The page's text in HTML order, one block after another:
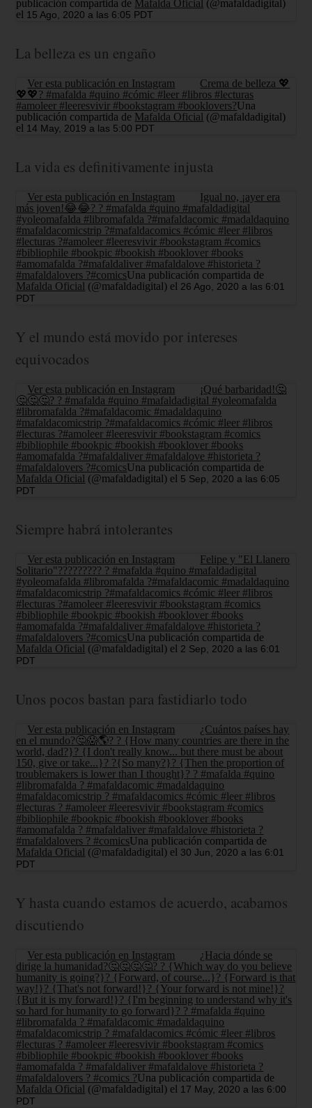
publicación compartida de Mafalda Oficial (@mafaldadigital)
el 15 Ago, 2020 a las 6:05 PDT
La belleza es un engaño
Ver esta publicación en Instagram
Crema de belleza 💖
💖💖? #mafalda #quino #cómic #leer #libros #lecturas
#amoleer #leeresvivir #bookstagram #booklovers?Una
publicación compartida de Mafalda Oficial (@mafaldadigital)
el 14 May, 2019 a las 5:00 PDT
La vida es definitivamente injusta
Ver esta publicación en Instagram
Igual no, ¡ayer era
más joven!😂😂? ? #mafalda #quino #mafaldadigital
#yoleomafalda #libromafalda ?#mafaldacomic #madaldaquino
#mafaldacomicstrip ?#mafaldacomics #cómic #leer #libros
#lecturas ?#amoleer #leeresvivir #bookstagram #comics
#bibliophile #bookpic #bookish #booklover #books
#amomafalda ?#mafaldaliver #mafaldalove #historieta ?
#mafaldalovers ?#comicsUna publicación compartida de
Mafalda Oficial (@mafaldadigital) el 26 Ago, 2020 a las 6:01
PDT
Y el mundo está movido por intereses
equivocados
Ver esta publicación en Instagram
¡Qué barbaridad!🤔
🤔🤔🤔? ? #mafalda #quino #mafaldadigital #yoleomafalda
#libromafalda ?#mafaldacomic #madaldaquino
#mafaldacomicstrip ?#mafaldacomics #cómic #leer #libros
#lecturas ?#amoleer #leeresvivir #bookstagram #comics
#bibliophile #bookpic #bookish #booklover #books
#amomafalda ?#mafaldaliver #mafaldalove #historieta ?
#mafaldalovers ?#comicsUna publicación compartida de
Mafalda Oficial (@mafaldadigital) el 5 Sep, 2020 a las 6:05
PDT
Siempre habrá intolerantes
Ver esta publicación en Instagram
Felipe y "El Llanero
Solitario"????????? ? #mafalda #quino #mafaldadigital
#yoleomafalda #libromafalda ?#mafaldacomic #madaldaquino
#mafaldacomicstrip ?#mafaldacomics #cómic #leer #libros
#lecturas ?#amoleer #leeresvivir #bookstagram #comics
#bibliophile #bookpic #bookish #booklover #books
#amomafalda ?#mafaldaliver #mafaldalove #historieta ?
#mafaldalovers ?#comicsUna publicación compartida de
Mafalda Oficial (@mafaldadigital) el 2 Sep, 2020 a las 6:01
PDT
Unos pocos bastan para fastidiarlo todo
Ver esta publicación en Instagram
¿Cuántos países hay
en el mundo?🤔😱🌎? ? {How many countries are there in the
world, dad?}? {I don't really know... but there must be about
150, give or take...}? ?{So many?}? {Then the proportion of
troublemakers is lower than I thought}? ? #mafalda #quino
#libromafalda ? #mafaldacomic #madaldaquino
#mafaldacomicstrip ? #mafaldacomics #cómic #leer #libros
#lecturas ? #amoleer #leeresvivir #bookstagram #comics
#bibliophile #bookpic #bookish #booklover #books
#amomafalda ? #mafaldaliver #mafaldalove #historieta ?
#mafaldalovers ? #comicsUna publicación compartida de
Mafalda Oficial (@mafaldadigital) el 30 Jun, 2020 a las 6:01
PDT
Y hasta cuando estamos de acuerdo, acabamos
discutiendo
Ver esta publicación en Instagram
¿Hacia dónde se
dirige la humanidad?🤔🤔🤔🤔? ? {Which way do you believe
humanity is going?}? {Forward, of course...}? {Forward is that
way!}? {That's not forward!}? {Your forward is not mine!}?
{But it is my forward!}? {I'm beginning to understand why it's
so hard for humanity to go forward}? ? #mafalda #quino
#libromafalda ? #mafaldacomic #madaldaquino
#mafaldacomicstrip ? #mafaldacomics #cómic #leer #libros
#lecturas ? #amoleer #leeresvivir #bookstagram #comics
#bibliophile #bookpic #bookish #booklover #books
#amomafalda ? #mafaldaliver #mafaldalove #historieta ?
#mafaldalovers ? #comics ?Una publicación compartida de
Mafalda Oficial (@mafaldadigital) el 17 May, 2020 a las 6:00
PDT